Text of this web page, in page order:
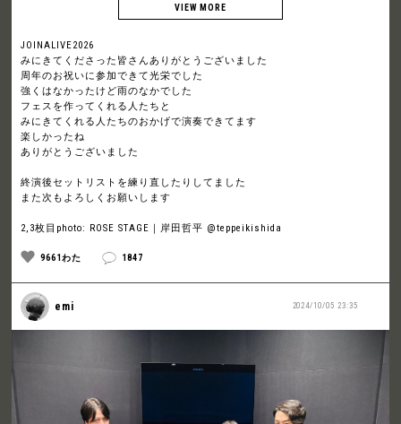
JOINALIVE2026
みにきてくださった皆さんありがとうございました
周年のお祝いに参加できて光栄でした
強くはなかったけど雨のなかでした
フェスを作ってくれる人たちと
みにきてくれる人たちのおかげで演奏できてます
楽しかったね
ありがとうございました
終演後セットリストを練り直したりしてました
また次もよろしくお願いします
2,3枚目photo: ROSE STAGE｜岸田哲平 @teppeikishida
9661わた 1847
2024/10/05 23:35
emi